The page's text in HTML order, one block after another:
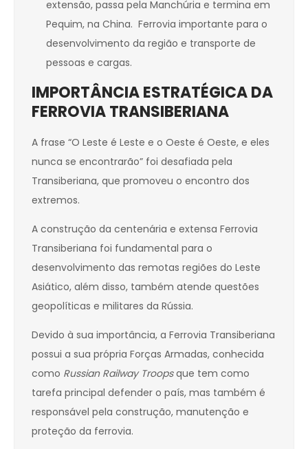
extensão, passa pela Manchúria e termina em
Pequim, na China. Ferrovia importante para o
desenvolvimento da região e transporte de
pessoas e cargas.
IMPORTÂNCIA ESTRATÉGICA DA
FERROVIA TRANSIBERIANA
A frase “O Leste é Leste e o Oeste é Oeste, e eles
nunca se encontrarão” foi desafiada pela
Transiberiana, que promoveu o encontro dos
extremos.
A construção da centenária e extensa Ferrovia
Transiberiana foi fundamental para o
desenvolvimento das remotas regiões do Leste
Asiático, além disso, também atende questões
geopolíticas e militares da Rússia.
Devido à sua importância, a Ferrovia Transiberiana
possui a sua própria Forças Armadas, conhecida
como Russian Railway Troopsque tem como
tarefa principal defender o país, mas também é
responsável pela construção, manutenção e
proteção da ferrovia.